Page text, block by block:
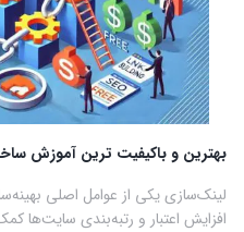
بهترین و باکیفیت ترین آموزش
لینک‌سازی یکی از عوامل اصلی
افزایش اعتبار و رتبه‌بندی سایت‌ها